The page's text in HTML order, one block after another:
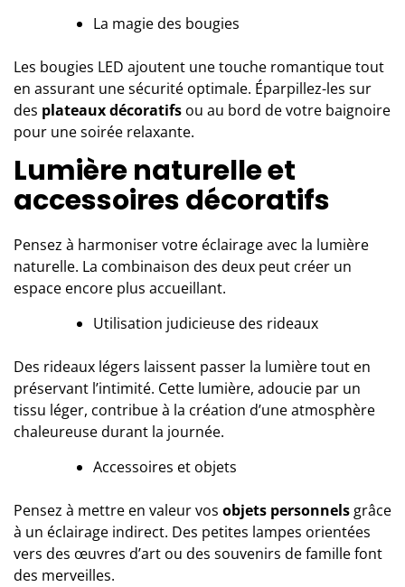
La magie des bougies
Les bougies LED ajoutent une touche romantique tout
en assurant une sécurité optimale. Éparpillez-les sur
des plateaux décoratifs ou au bord de votre baignoire
pour une soirée relaxante.
Lumière naturelle et
accessoires décoratifs
Pensez à harmoniser votre éclairage avec la lumière
naturelle. La combinaison des deux peut créer un
espace encore plus accueillant.
Utilisation judicieuse des rideaux
Des rideaux légers laissent passer la lumière tout en
préservant l’intimité. Cette lumière, adoucie par un
tissu léger, contribue à la création d’une atmosphère
chaleureuse durant la journée.
Accessoires et objets
Pensez à mettre en valeur vos objets personnels grâce
à un éclairage indirect. Des petites lampes orientées
vers des œuvres d’art ou des souvenirs de famille font
des merveilles.